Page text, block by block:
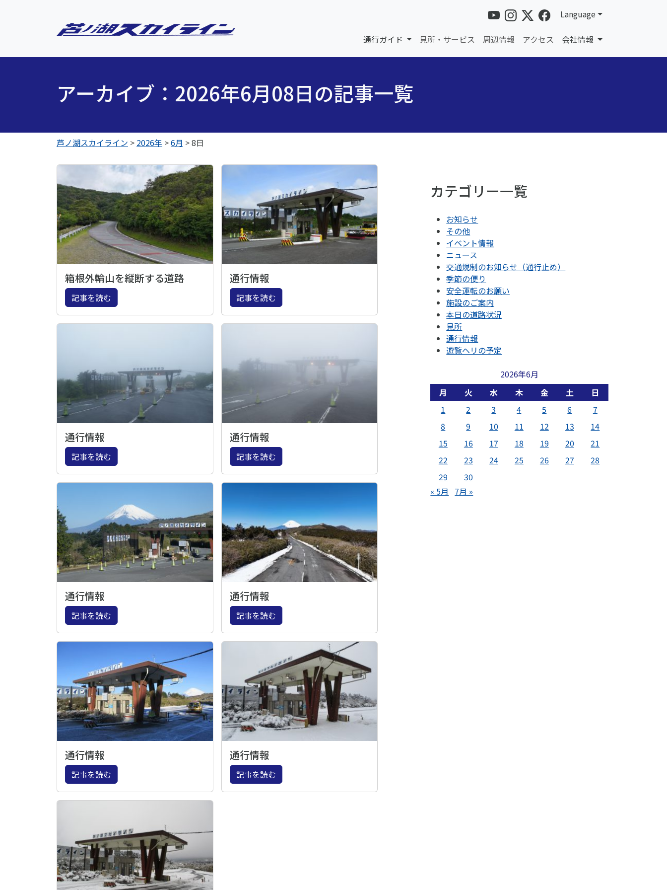
Language
通行ガイド 見所・サービス 周辺情報 アクセス 会社情報
アーカイブ：2026年6月08日の記事一覧
芦ノ湖スカイライン > 2026年 >6月 >8日
箱根外輪山を縦断する道路
記事を読む
通行情報
記事を読む
通行情報
記事を読む
通行情報
記事を読む
通行情報
記事を読む
通行情報
記事を読む
通行情報
記事を読む
通行情報
記事を読む
カテゴリー一覧
お知らせ
その他
イベント情報
ニュース
交通規制のお知らせ（通行止め）
季節の便り
安全運転のお願い
施設のご案内
本日の道路状況
見所
通行情報
遊覧ヘリの予定
2026年6月
月
火 水 木 金 土
日
1
2 3 4 5 6
7
8
9 10 11 12 13
14
15
16 17 18 19 20
21
22
23 24 25 26 27
28
29
30
« 5月
7月 »